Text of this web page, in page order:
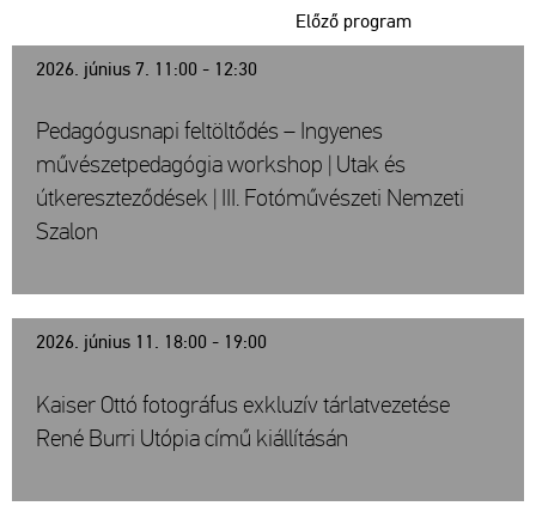
2026. június 7. 11:00 - 12:30
Előző program
Pedagógusnapi feltöltődés – Ingyenes
művészetpedagógia workshop | Utak és
útkereszteződések | III. Fotóművészeti Nemzeti
Szalon
2026. június 11. 18:00 - 19:00
Kaiser Ottó fotográfus exkluzív tárlatvezetése
René Burri Utópia című kiállításán